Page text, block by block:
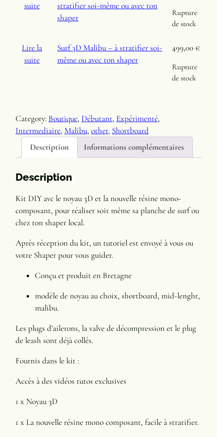
i
:
3
0
0
4
9
,
0
€
suite
stratifier soi-même ou avec ton
shaper
Rupture
de stock
Lire la
suite
Surf 3D Malibu – à stratifier soi-
même ou avec ton shaper
499,00 €
Rupture
de stock
Category: Boutique, Débutant, Expérimenté
Intermediaire, Malibu, other, Shortboard
Description
Informations complémentaires
Description
Kit DIY avc le noyau 3D et la nouvelle résine mono-
composant, pour réaliser soit même sa planche de surf ou
chez ton shaper local.
Après réception du kit, un tutoriel est envoyé à vous ou
votre Shaper pour vous guider.
Conçu et produit en Bretagne
modèle de noyau au choix, shortboard, mid-lenght,
malibu.
Les plugs d’ailerons, la valve de décompression et le plug
de leash sont déjà collés.
Fournis dans le kit :
Accès à des vidéos tutos exclusives
1 x Noyau 3D
1 x La nouvelle résine mono composant, facile à stratifier.